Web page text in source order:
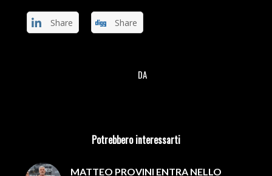
Share Share
DA
Potrebbero interessarti
MATTEO PROVINI ENTRA NELLO